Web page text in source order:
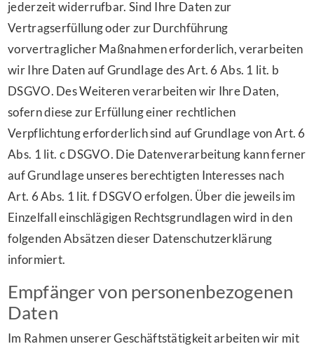
jederzeit widerrufbar. Sind Ihre Daten zur
Vertragserfüllung oder zur Durchführung
vorvertraglicher Maßnahmen erforderlich, verarbeiten
wir Ihre Daten auf Grundlage des Art. 6 Abs. 1 lit. b
DSGVO. Des Weiteren verarbeiten wir Ihre Daten,
sofern diese zur Erfüllung einer rechtlichen
Verpflichtung erforderlich sind auf Grundlage von Art. 6
Abs. 1 lit. c DSGVO. Die Datenverarbeitung kann ferner
auf Grundlage unseres berechtigten Interesses nach
Art. 6 Abs. 1 lit. f DSGVO erfolgen. Über die jeweils im
Einzelfall einschlägigen Rechtsgrundlagen wird in den
folgenden Absätzen dieser Datenschutzerklärung
informiert.
Empfänger von personenbezogenen
Daten
Im Rahmen unserer Geschäftstätigkeit arbeiten wir mit